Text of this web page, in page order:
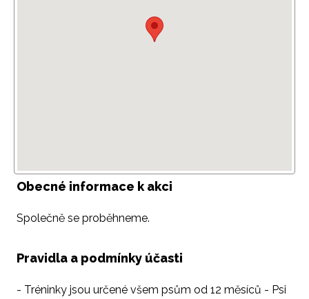
Obecné informace k akci
Společně se proběhneme.
Pravidla a podmínky účasti
- Tréninky jsou určené všem psům od 12 měsíců - Psi